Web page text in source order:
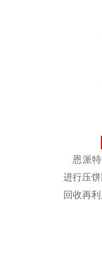
恩派特
进行压
回收再